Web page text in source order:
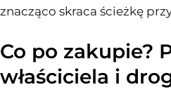
znacząco skraca ścieżkę
Co po zakupie?
właściciela i